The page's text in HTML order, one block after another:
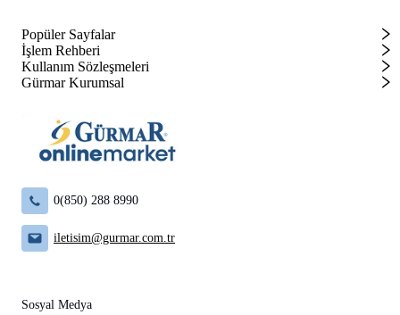
Popüler Sayfalar
İşlem Rehberi
Kullanım Sözleşmeleri
Gürmar Kurumsal
0(850) 288 8990
iletisim@gurmar.com.tr
Sosyal Medya